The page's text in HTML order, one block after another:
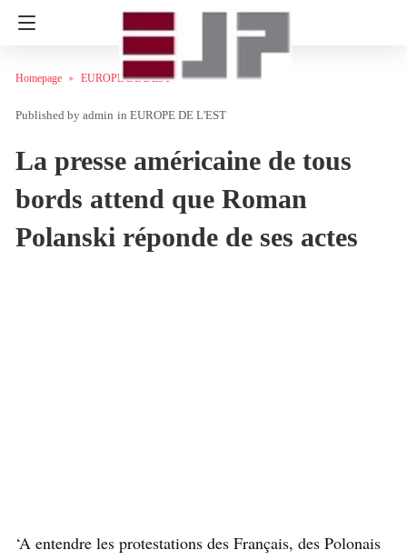
Homepage EUROPE DE L'EST
admin in EUROPE DE L'EST
La presse américaine de tous
bords attend que Roman
Polanski réponde de ses actes
‘A entendre les protestations des Français, des Polonais